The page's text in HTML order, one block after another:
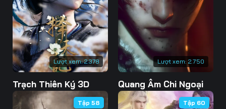
73 74
76 77 78
79 80
82 83
85 86 87
Lượt xem:2.378
Trạch Thiên Ký 3D
Lượt xem: 2.750
Quang Âm Chi Ngoại
Tập 58 Tập 60